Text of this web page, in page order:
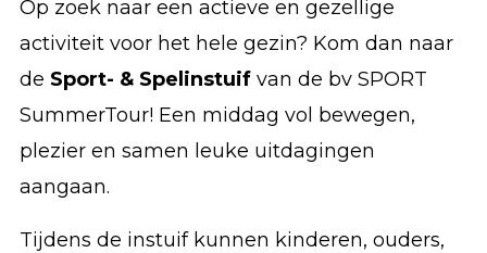
Op zoek naar een actieve en gezellige
activiteit voor het hele gezin? Kom dan naar
de Sport- & Spelinstuif van de bv SPORT
SummerTour! Een middag vol bewegen,
plezier en samen leuke uitdagingen
aangaan.
Tijdens de instuif kunnen kinderen, ouders,